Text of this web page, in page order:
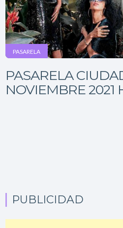
PASARELA
PASARELA
NOVIEMBRE 2021
PUBLICIDAD